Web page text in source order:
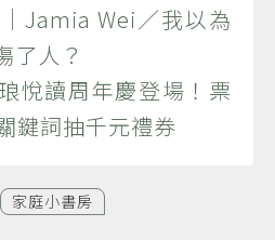
Jamia Wei／我以為
了人？
悅讀周年慶登場！票
鍵詞抽千元禮券
家庭小書房